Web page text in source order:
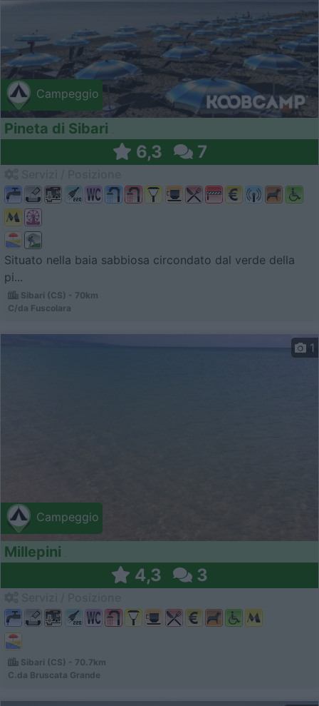
Campeggio
Pineta di Sibari
6,3 7
Situato nella baia sabbiosa circondato dal verde della
pi...
Sibari (CS) - 70km
C/da Fuscolara
Campeggio
1
Millepini
4,3 3
Sibari (CS) - 70.7km
C.da Bruscata Grande